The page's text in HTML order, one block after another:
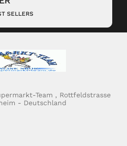
SELLERS
Team , Rottfeldstrasse
- Deutschland